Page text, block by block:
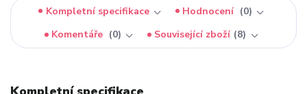
Kompletní specifikace Hodnocení
0
Komentáře
0 Související zboží 8